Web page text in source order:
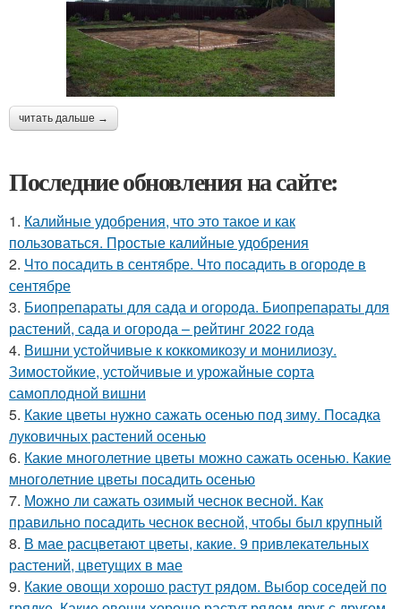
читать дальше →
Последние обновления на сайте:
1. Калийные удобрения, что это такое и как
пользоваться. Простые калийные удобрения
2. Что посадить в сентябре. Что посадить в огороде в
сентябре
3. Биопрепараты для сада и огорода. Биопрепараты для
растений, сада и огорода – рейтинг 2022 года
4. Вишни устойчивые к коккомикозу и монилиозу.
Зимостойкие, устойчивые и урожайные сорта
самоплодной вишни
5. Какие цветы нужно сажать осенью под зиму. Посадка
луковичных растений осенью
6. Какие многолетние цветы можно сажать осенью. Какие
многолетние цветы посадить осенью
7. Можно ли сажать озимый чеснок весной. Как
правильно посадить чеснок весной, чтобы был крупный
8. В мае расцветают цветы, какие. 9 привлекательных
растений, цветущих в мае
9. Какие овощи хорошо растут рядом. Выбор соседей по